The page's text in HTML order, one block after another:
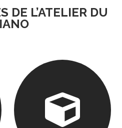
DE L’ATELIER DU
